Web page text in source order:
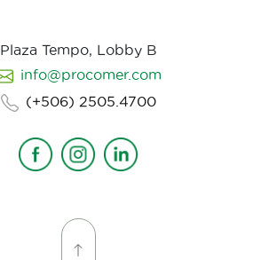
Plaza Tempo, Lobby B
info@procomer.com
(+506) 2505.4700